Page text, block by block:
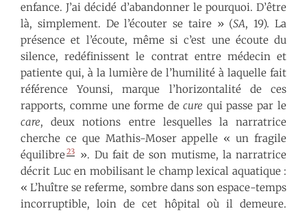
enfance. J’ai décidé d’abandonner le pourquoi. D’être
là, simplement. De l’écouter se taire » (SA, 19). La
présence et l’écoute, même si c’est une écoute du
silence, redéfinissent le contrat entre médecin et
patient·e qui, à la lumière de l’humilité à laquelle fait
référence Younsi, marque l’horizontalité de ces
rapports, comme une forme de cure qui passe par le
care, deux notions entre lesquelles la narratrice
cherche ce que Mathis-Moser appelle « un fragile
équilibre23
». Du fait de son mutisme, la narratrice
décrit Luc en mobilisant le champ lexical aquatique :
« L’huître se referme, sombre dans son espace-temps
incorruptible, loin de cet hôpital où il demeure.